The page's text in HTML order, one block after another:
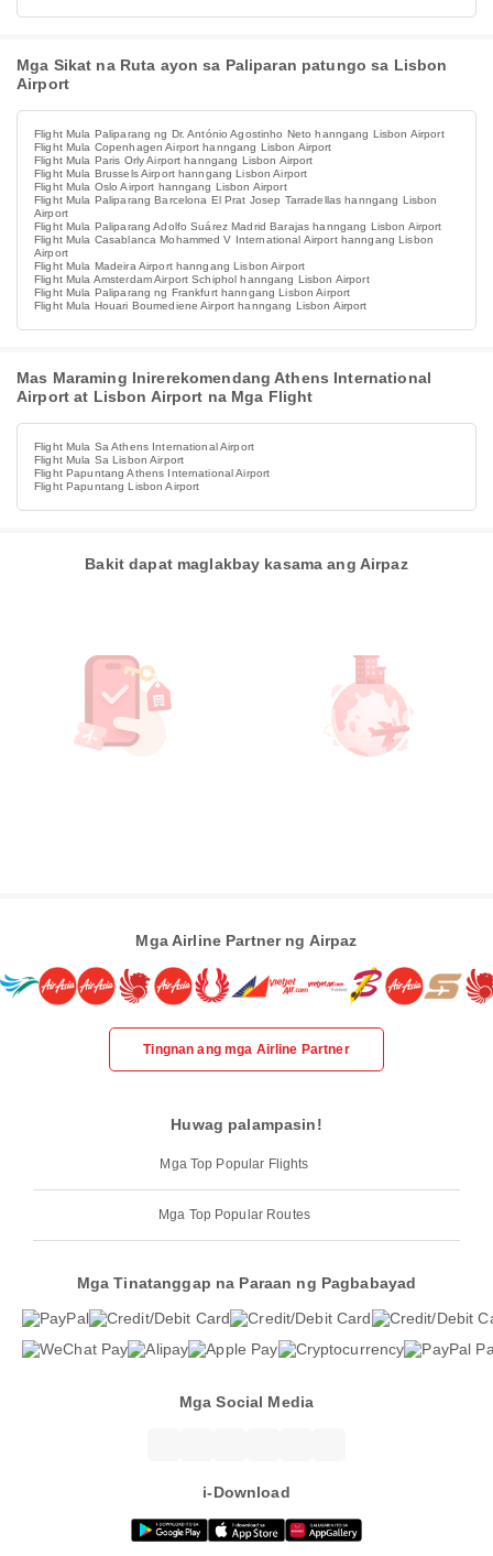
Mga Sikat na Ruta ayon sa Paliparan patungo sa Lisbon
Airport
Flight Mula Paliparang ng Dr. António Agostinho Neto hanngang Lisbon Airport
Flight Mula Copenhagen Airport hanngang Lisbon Airport
Flight Mula Paris Orly Airport hanngang Lisbon Airport
Flight Mula Brussels Airport hanngang Lisbon Airport
Flight Mula Oslo Airport hanngang Lisbon Airport
Flight Mula Paliparang Barcelona El Prat Josep Tarradellas hanngang Lisbon
Airport
Flight Mula Paliparang Adolfo Suárez Madrid Barajas hanngang Lisbon Airport
Flight Mula Casablanca Mohammed V International Airport hanngang Lisbon
Airport
Flight Mula Madeira Airport hanngang Lisbon Airport
Flight Mula Amsterdam Airport Schiphol hanngang Lisbon Airport
Flight Mula Paliparang ng Frankfurt hanngang Lisbon Airport
Flight Mula Houari Boumediene Airport hanngang Lisbon Airport
Mas Maraming Inirerekomendang Athens International
Airport at Lisbon Airport na Mga Flight
Flight Mula Sa Athens International Airport
Flight Mula Sa Lisbon Airport
Flight Papuntang Athens International Airport
Flight Papuntang Lisbon Airport
Bakit dapat maglakbay kasama ang Airpaz
Mga Airline Partner ng Airpaz
Tingnan ang mga Airline Partner
Huwag palampasin!
Mga Top Popular Flights
Mga Top Popular Routes
Mga Tinatanggap na Paraan ng Pagbabayad
Mga Social Media
i-Download